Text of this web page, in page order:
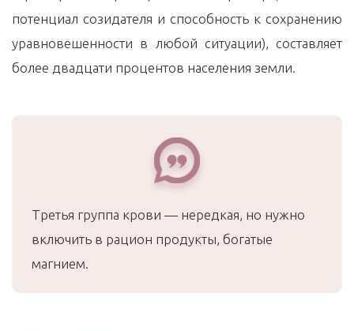
потенциал созидателя и способность к сохранению
уравновешенности в любой ситуации), составляет
более двадцати процентов населения земли.
Третья группа крови — нередкая, но нужно
включить в рацион продукты, богатые
магнием.